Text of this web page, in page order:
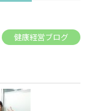
健康経営ブログ